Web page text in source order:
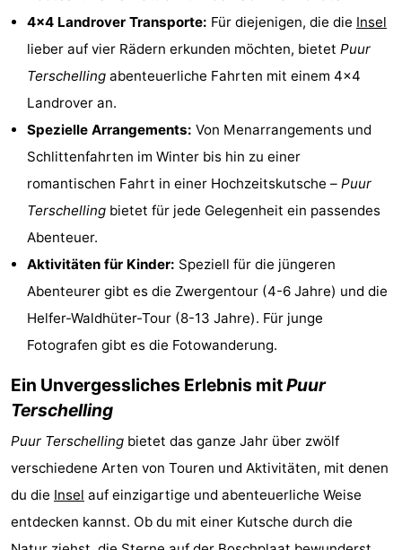
Führungen
Sport
Schwimmbader
-
Radfahren
Wandern
Reiten
Surfen
Wattwandern
Sportangeln
Seehunden
Nachtleben
und
Veranstaltungen
Praktisch
4x4 Landrover Transporte: Für diejenigen, die die Insel
lieber auf vier Rädern erkunden möchten, bietet Puur
Terschelling abenteuerliche Fahrten mit einem 4x4
Landrover an.
Spezielle Arrangements: Von Menarrangements und
Schlittenfahrten im Winter bis hin zu einer
romantischen Fahrt in einer Hochzeitskutsche – Puur
Terschelling bietet für jede Gelegenheit ein passendes
Abenteuer.
Aktivitäten für Kinder: Speziell für die jüngeren
Abenteurer gibt es die Zwergentour (4-6 Jahre) und die
Helfer-Waldhüter-Tour (8-13 Jahre). Für junge
Fotografen gibt es die Fotowanderung.
Ein Unvergessliches Erlebnis mitPuur
Terschelling
Puur Terschelling bietet das ganze Jahr über zwölf
verschiedene Arten von Touren und Aktivitäten, mit denen
du die Insel auf einzigartige und abenteuerliche Weise
entdecken kannst. Ob du mit einer Kutsche durch die